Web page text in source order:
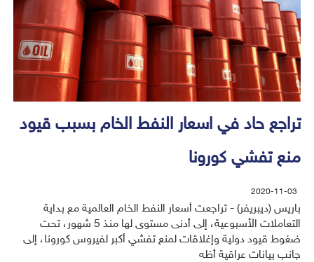
تراجع حاد في اسعار النفط الخام بسبب قيود
منع تفشي كورونا
2020-11-03
باريس (ديبريفر) - تراجعت أسعار النفط الخام العالمية مع بداية
التعاملات الأسبوعية، إلى أدنى مستوى لها منذ 5 شهور، تحت
ضغوط قيود دولية وإغلاقات لمنع تفشي أكبر لفيروس كورونا، إلى
جانب بيانات عراقية أظه